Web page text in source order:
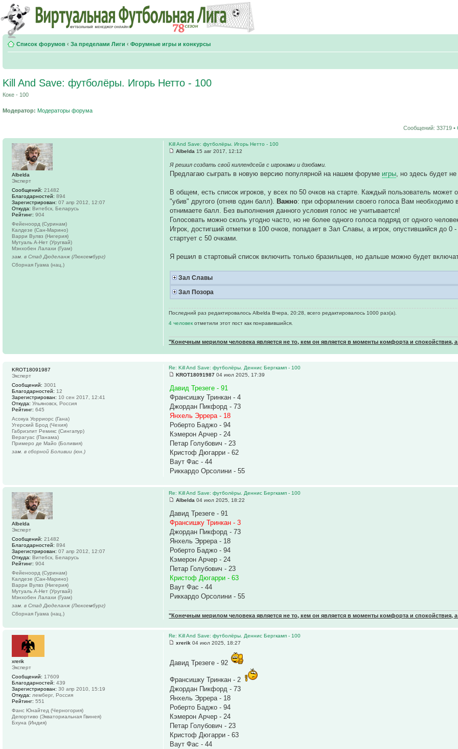
Список форумов ‹ За пределами Лиги ‹ Форумные игры и конкурсы
Kill And Save: футболёры. Игорь Нетто - 100
Коке - 100
Модератор: Модераторы форума
Сообщений: 33719 •
Kill And Save: футболёры. Игорь Нетто - 100
Albelda 15 авг 2017, 12:12
Я решил создать свой киллендсейв с игроками и дзюбами.
Предлагаю сыграть в новую версию популярной на нашем форуме игры, но здесь будет
В общем, есть список игроков, у всех по 50 очков на старте. Каждый пользователь может
"убив" другого (отняв один балл). Важно: при оформлении своего голоса Вам необходимо
отнимаете балл. Без выполнения данного условия голос не учитывается!
Голосовать можно сколь угодно часто, но не более одного голоса подряд от одного
Игрок, достигший отметки в 100 очков, попадает в Зал Славы, а игрок, опустившийся до
стартует с 50 очками.
Я решил в стартовый список включить только бразильцев, но дальше можно будет
Зал Славы
Зал Позора
Последний раз редактировалось Albelda Вчера, 20:28, всего редактировалось 1000 раз(а).
4 человекотметили этот пост как понравившийся.
"Конечным мерилом человека является не то, кем он является в моменты комфорта и спокойствия,
Albelda
Эксперт
Сообщений: 21482
Благодарностей: 894
Зарегистрирован: 07 апр 2012, 12:07
Откуда: Витебск, Беларусь
Рейтинг: 904
Фейеноорд (Суринам)
Калдезе (Сан-Марино)
Варри Вулвз (Нигерия)
Мутуаль А-Нет (Уругвай)
Мэнхобен Лалахи (Гуам)
зам. в Стад Дюделанж (Люксембург)
Сборная Гуама (нац.)
Re: Kill And Save: футболёры. Деннис Бергкамп - 100
KROT18091987 04 июл 2025, 17:39
Давид Трезеге - 91
Франсишку Тринкан - 4
Джордан Пикфорд - 73
Янхель Эррера - 18
Роберто Баджо - 94
Кэмерон Арчер - 24
Петар Голубович - 23
Кристоф Дюгарри - 62
Ваут Фас - 44
Риккардо Орсолини - 55
KROT18091987
Эксперт
Сообщений: 3001
Благодарностей: 12
Зарегистрирован: 10 сен 2017, 12:41
Откуда: Ульяновск, Россия
Рейтинг: 645
Асокуа Уорриорс (Гана)
Угерский Брод (Чехия)
Габриэлит Ремикс (Сингапур)
Верагуас (Панама)
Примеро де Майо (Боливия)
зам. в сборной Боливии (юн.)
Re: Kill And Save: футболёры. Деннис Бергкамп - 100
Albelda 04 июл 2025, 18:22
Давид Трезеге - 91
Франсишку Тринкан - 3
Джордан Пикфорд - 73
Янхель Эррера - 18
Роберто Баджо - 94
Кэмерон Арчер - 24
Петар Голубович - 23
Кристоф Дюгарри - 63
Ваут Фас - 44
Риккардо Орсолини - 55
"Конечным мерилом человека является не то, кем он является в моменты комфорта и спокойствия,
Albelda
Эксперт
Сообщений: 21482
Благодарностей: 894
Зарегистрирован: 07 апр 2012, 12:07
Откуда: Витебск, Беларусь
Рейтинг: 904
Фейеноорд (Суринам)
Калдезе (Сан-Марино)
Варри Вулвз (Нигерия)
Мутуаль А-Нет (Уругвай)
Мэнхобен Лалахи (Гуам)
зам. в Стад Дюделанж (Люксембург)
Сборная Гуама (нац.)
Re: Kill And Save: футболёры. Деннис Бергкамп - 100
xrerik 04 июл 2025, 18:27
Давид Трезеге - 92
Франсишку Тринкан - 2
Джордан Пикфорд - 73
Янхель Эррера - 18
Роберто Баджо - 94
Кэмерон Арчер - 24
Петар Голубович - 23
Кристоф Дюгарри - 63
Ваут Фас - 44
xrerik
Эксперт
Сообщений: 17609
Благодарностей: 439
Зарегистрирован: 30 апр 2010, 15:19
Откуда: лемберг, Россия
Рейтинг: 551
Фанс Юнайтед (Черногория)
Депортиво (Экваториальная Гвинея)
Бхуна (Индия)